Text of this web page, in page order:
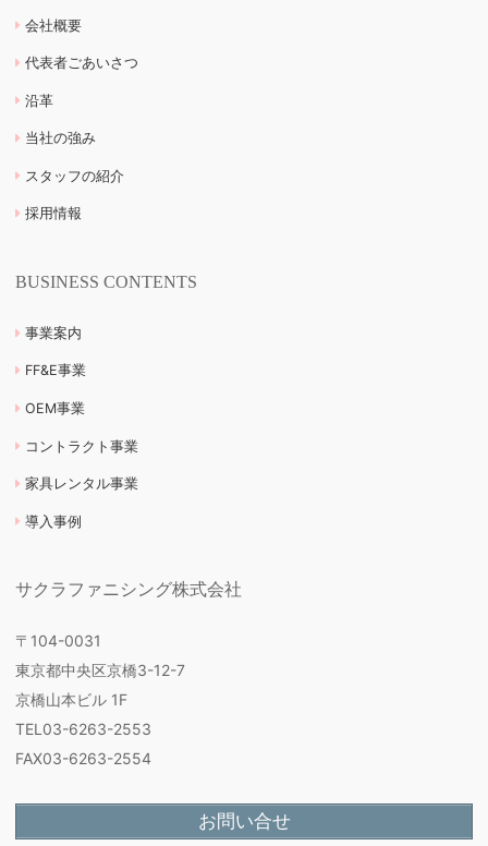
会社概要
代表者ごあいさつ
沿革
当社の強み
スタッフの紹介
採用情報
BUSINESS CONTENTS
事業案内
FF&E事業
OEM事業
コントラクト事業
家具レンタル事業
導入事例
サクラファニシング株式会社
〒104-0031
東京都中央区京橋3-12-7
京橋山本ビル 1F
TEL03-6263-2553
FAX03-6263-2554
お問い合せ